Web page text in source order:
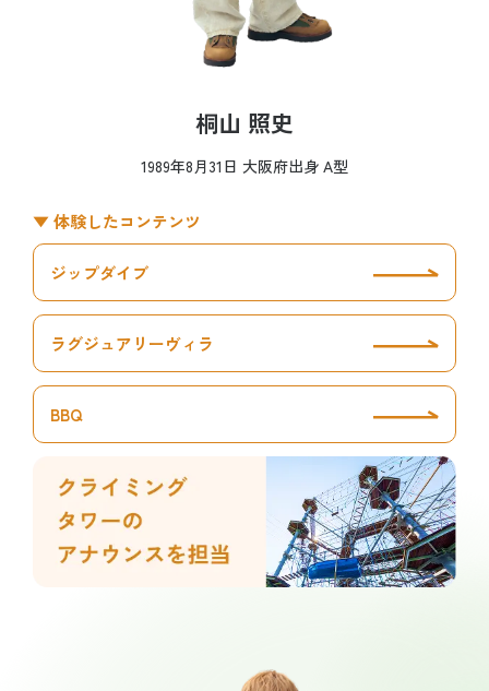
桐山 照史
1989年8月31日 大阪府出身 A型
▼ 体験したコンテンツ
ジップダイブ
ラグジュアリーヴィラ
BBQ